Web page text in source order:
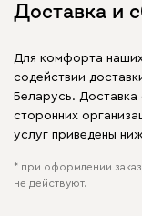
Доставка и
Для комфорта
содействии
Беларусь.
сторонних
услуг приведены
* при оформлении
не действуют.